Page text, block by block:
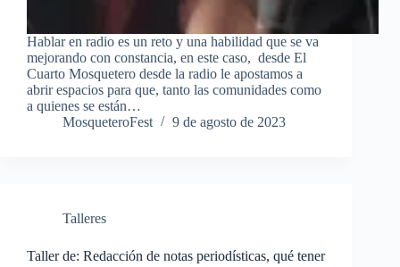
Hablar en radio es un reto y una habilidad que se va
mejorando con constancia, en este caso, desde El
Cuarto Mosquetero desde la radio le apostamos a
abrir espacios para que, tanto las comunidades como
a quienes se están…
MosqueteroFest
9 de agosto de 2023
Talleres
Taller de: Redacción de notas periodísticas, qué tener